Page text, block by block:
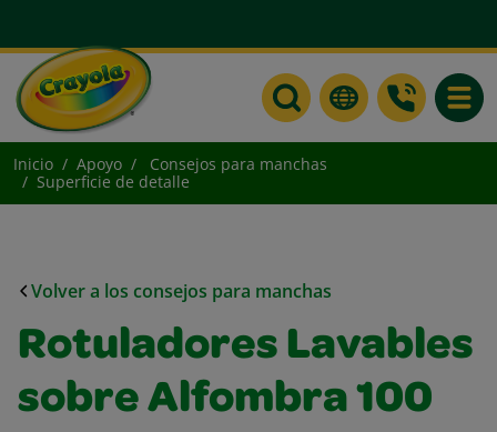
Inicio Apoyo
Consejos para manchas
Superficie de detalle
Volver a los consejos para manchas
Rotuladores Lavables
sobre Alfombra 100